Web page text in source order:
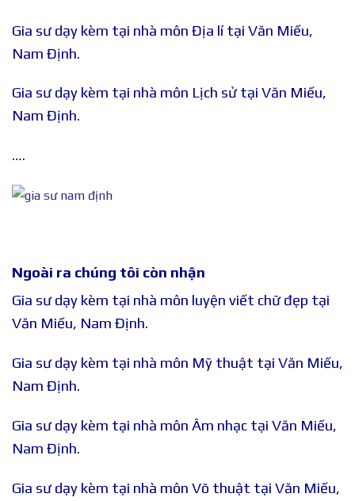
Gia sư dạy kèm tại nhà môn Địa lí tại Văn Miếu,
Nam Định.
Gia sư dạy kèm tại nhà môn Lịch sử tại Văn Miếu,
Nam Định.
….
Ngoài ra chúng tôi còn nhận
Gia sư dạy kèm tại nhà môn luyện viết chữ đẹp tại
Văn Miếu, Nam Định.
Gia sư dạy kèm tại nhà môn Mỹ thuật tại Văn Miếu,
Nam Định.
Gia sư dạy kèm tại nhà môn Âm nhạc tại Văn Miếu,
Nam Định.
Gia sư dạy kèm tại nhà môn Võ thuật tại Văn Miếu,